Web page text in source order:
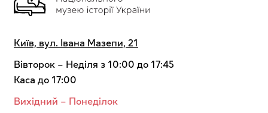
Київ, вул. Івана Мазепи, 21
Вівторок – Неділя з 10:00 до 17:45
Каса до 17:00
Вихідний – Понеділок